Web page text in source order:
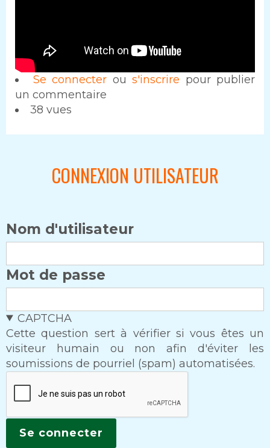
Se connecter ou s'inscrire pour publier
un commentaire
38 vues
CONNEXION UTILISATEUR
Nom d'utilisateur
Mot de passe
CAPTCHA
Cette question sert à vérifier si vous êtes un
visiteur humain ou non afin d'éviter les
soumissions de pourriel (spam) automatisées.